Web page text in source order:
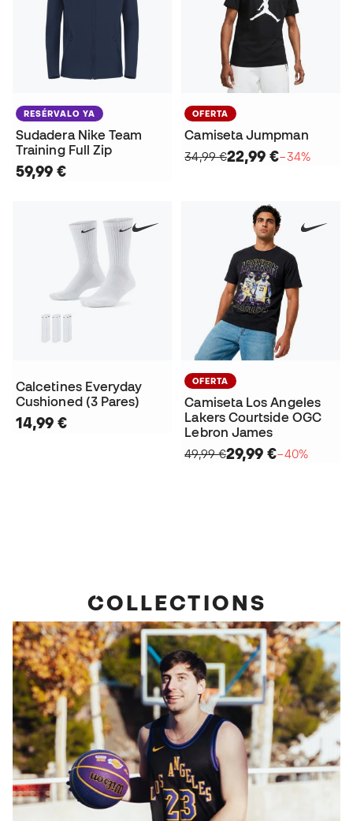
RESÉRVALO YA
Sudadera Nike Team
Training Full Zip
59,99 €
OFERTA
Camiseta Jumpman
34,99 €22,99 €−34%
Calcetines Everyday
Cushioned (3 Pares)
14,99 €
OFERTA
Camiseta Los Angeles
Lakers Courtside OGC
Lebron James
49,99 €29,99 €−40%
COLLECTIONS